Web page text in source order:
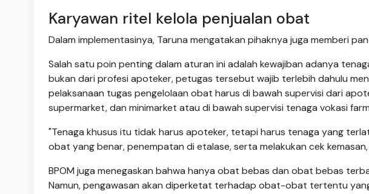
Karyawan ritel kelola penjualan obat
Dalam implementasinya, Taruna mengatakan pihaknya juga memberi
Salah satu poin penting dalam aturan ini adalah kewajiban adanya
bukan dari profesi apoteker, petugas tersebut wajib terlebih dahulu
pelaksanaan tugas pengelolaan obat harus di bawah supervisi dari
supermarket, dan minimarket atau di bawah supervisi tenaga vokasi
"Tenaga khusus itu tidak harus apoteker, tetapi harus tenaga yang
obat yang benar, penempatan di etalase, serta melakukan cek
BPOM juga menegaskan bahwa hanya obat bebas dan obat bebas
Namun, pengawasan akan diperketat terhadap obat-obat tertentu